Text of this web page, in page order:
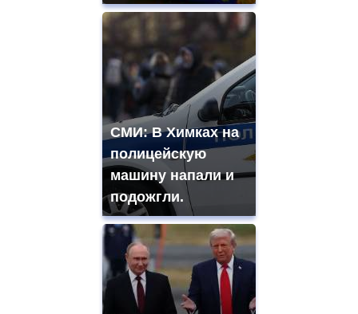
СМИ: В Химках на
полицейскую
машину напали и
подожгли.